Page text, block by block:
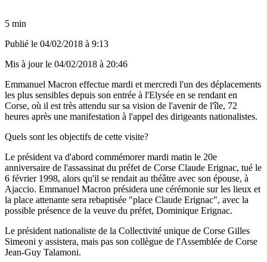
5 min
Publié le 04/02/2018 à 9:13
Mis à jour le 04/02/2018 à 20:46
Emmanuel Macron effectue mardi et mercredi l'un des déplacements
les plus sensibles depuis son entrée à l'Elysée en se rendant en
Corse, où il est très attendu sur sa vision de l'avenir de l'île, 72
heures après une manifestation à l'appel des dirigeants nationalistes.
Quels sont les objectifs de cette visite?
Le président va d'abord commémorer mardi matin le 20e
anniversaire de l'assassinat du préfet de Corse Claude Erignac, tué le
6 février 1998, alors qu'il se rendait au théâtre avec son épouse, à
Ajaccio. Emmanuel Macron présidera une cérémonie sur les lieux et
la place attenante sera rebaptisée "place Claude Erignac", avec la
possible présence de la veuve du préfet, Dominique Erignac.
Le président nationaliste de la Collectivité unique de Corse Gilles
Simeoni y assistera, mais pas son collègue de l'Assemblée de Corse
Jean-Guy Talamoni.